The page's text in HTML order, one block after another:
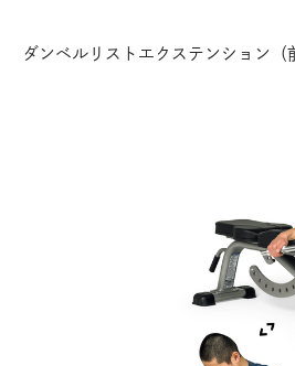
ダンベルリストエクステンション（